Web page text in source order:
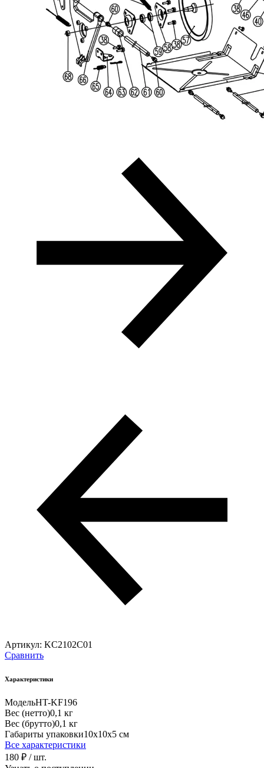
Артикул: KC2102C01
Сравнить
Характеристики
МодельHT-KF196
Вес (нетто)0,1 кг
Вес (брутто)0,1 кг
Габариты упаковки10х10х5 см
Все характеристики
180 ₽ / шт.